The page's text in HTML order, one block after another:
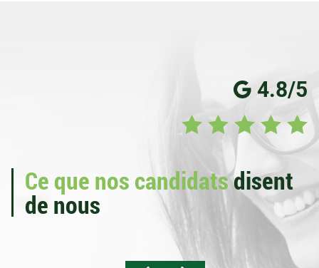
4.8/5
Ce que nos candidatsdisent
de nous